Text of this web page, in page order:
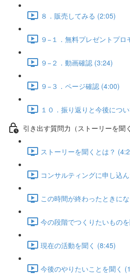
８．販売してみる (2:05)
９−１．無料プレゼントプ
９−２．動画確認 (3:24)
９−３．ページ確認 (4:00)
１０．振り返りと今後につ
引き出す質問力（ストーリーを聞
ストーリーを聞くとは？
コンサルティングに申し込
この時間が終わったときに
今の段階でつくりたいもの
現在の活動を聞く (8:45)
今後のやりたいことを聞く